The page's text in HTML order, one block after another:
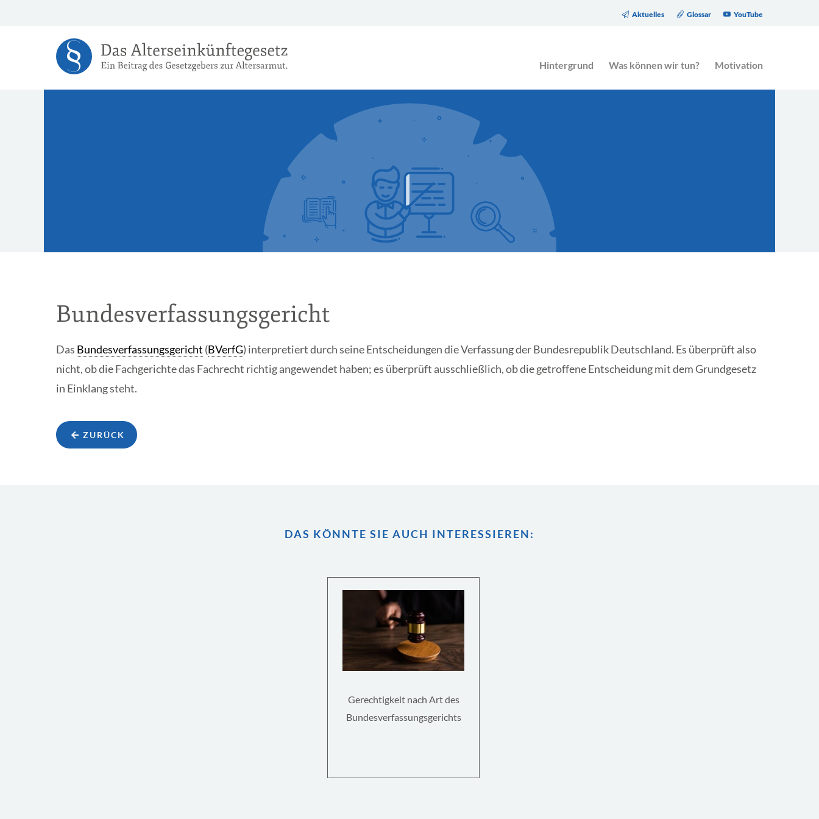
YouTube
Glossar
Aktuelles
Hintergrund Was können wir tun? Motivation
Bundesverfassungsgericht
Das Bundesverfassungsgericht (BVerfG) interpretiert durch seine Entscheidungen die Verfassung der Bundesrepublik Deutschland. Es überprüft also
nicht, ob die Fachgerichte das Fachrecht richtig angewendet haben; es überprüft ausschließlich, ob die getroffene Entscheidung mit dem Grundgesetz
in Einklang steht.
ZURÜCK
DAS KÖNNTE SIE AUCH INTERESSIEREN:
Gerechtigkeit nach Art des
Bundesverfassungsgerichts